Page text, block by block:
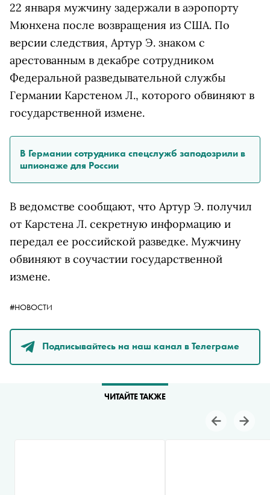
22 января мужчину задержали в аэропорту
Мюнхена после возвращения из США. По
версии следствия, Артур Э. знаком с
арестованным в декабре сотрудником
Федеральной разведывательной службы
Германии Карстеном Л., которого обвиняют в
государственной измене.
В Германии сотрудника спецслужб заподозрили в
шпионаже для России
В ведомстве сообщают, что Артур Э. получил
от Карстена Л. секретную информацию и
передал ее российской разведке. Мужчину
обвиняют в соучастии государственной
измене.
#НОВОСТИ
Подписывайтесь на наш канал в Телеграме
ЧИТАЙТЕ ТАКЖЕ